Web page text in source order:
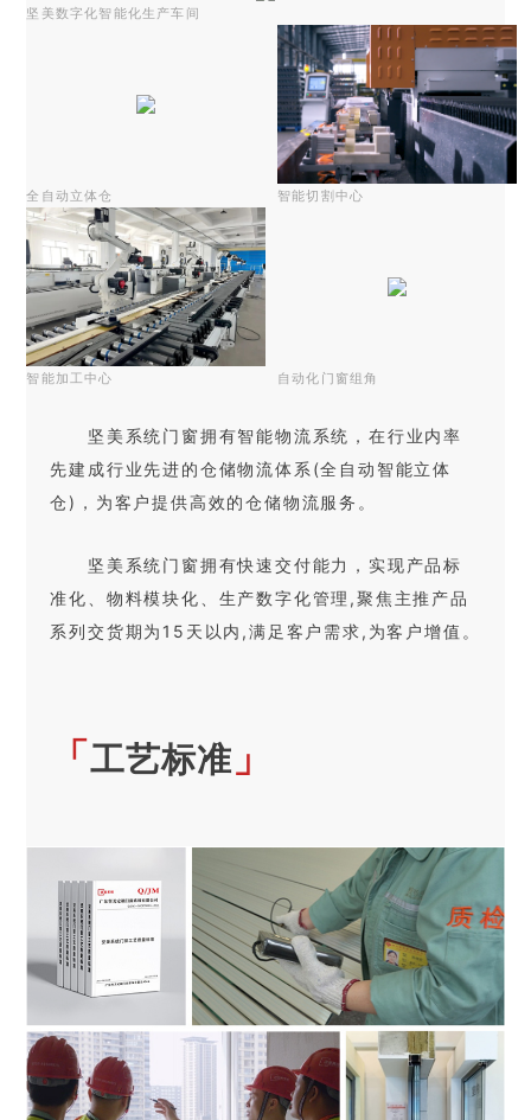
坚美数字化智能化生产车间
全自动立体仓 智能切割中心
智能加工中心 自动化门窗组角
坚美系统门窗拥有智能物流系统，在行业内率
先建成行业先进的仓储物流体系(全自动智能立体
仓)，为客户提供高效的仓储物流服务。
坚美系统门窗拥有快速交付能力，实现产品标
准化、物料模块化、生产数字化管理,聚焦主推产品
系列交货期为15天以内,满足客户需求,为客户增值。
「工艺标准 」